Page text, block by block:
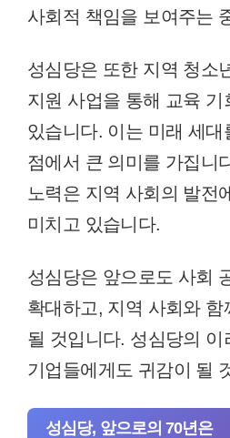
사회적 책임을 보여주는
성심당은 또한 지역 청소
지원 사업을 통해 교육 기
있습니다. 이는 미래 세대
점에서 큰 의미를 가집니
노력은 지역 사회의 발전
미치고 있습니다.
성심당은 앞으로도 사회
확대하고, 지역 사회와 함
될 것입니다. 성심당의 이
기업들에게도 귀감이 될
성심당, 앞으로의 70년은